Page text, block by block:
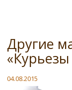
Другие
04.08.2015